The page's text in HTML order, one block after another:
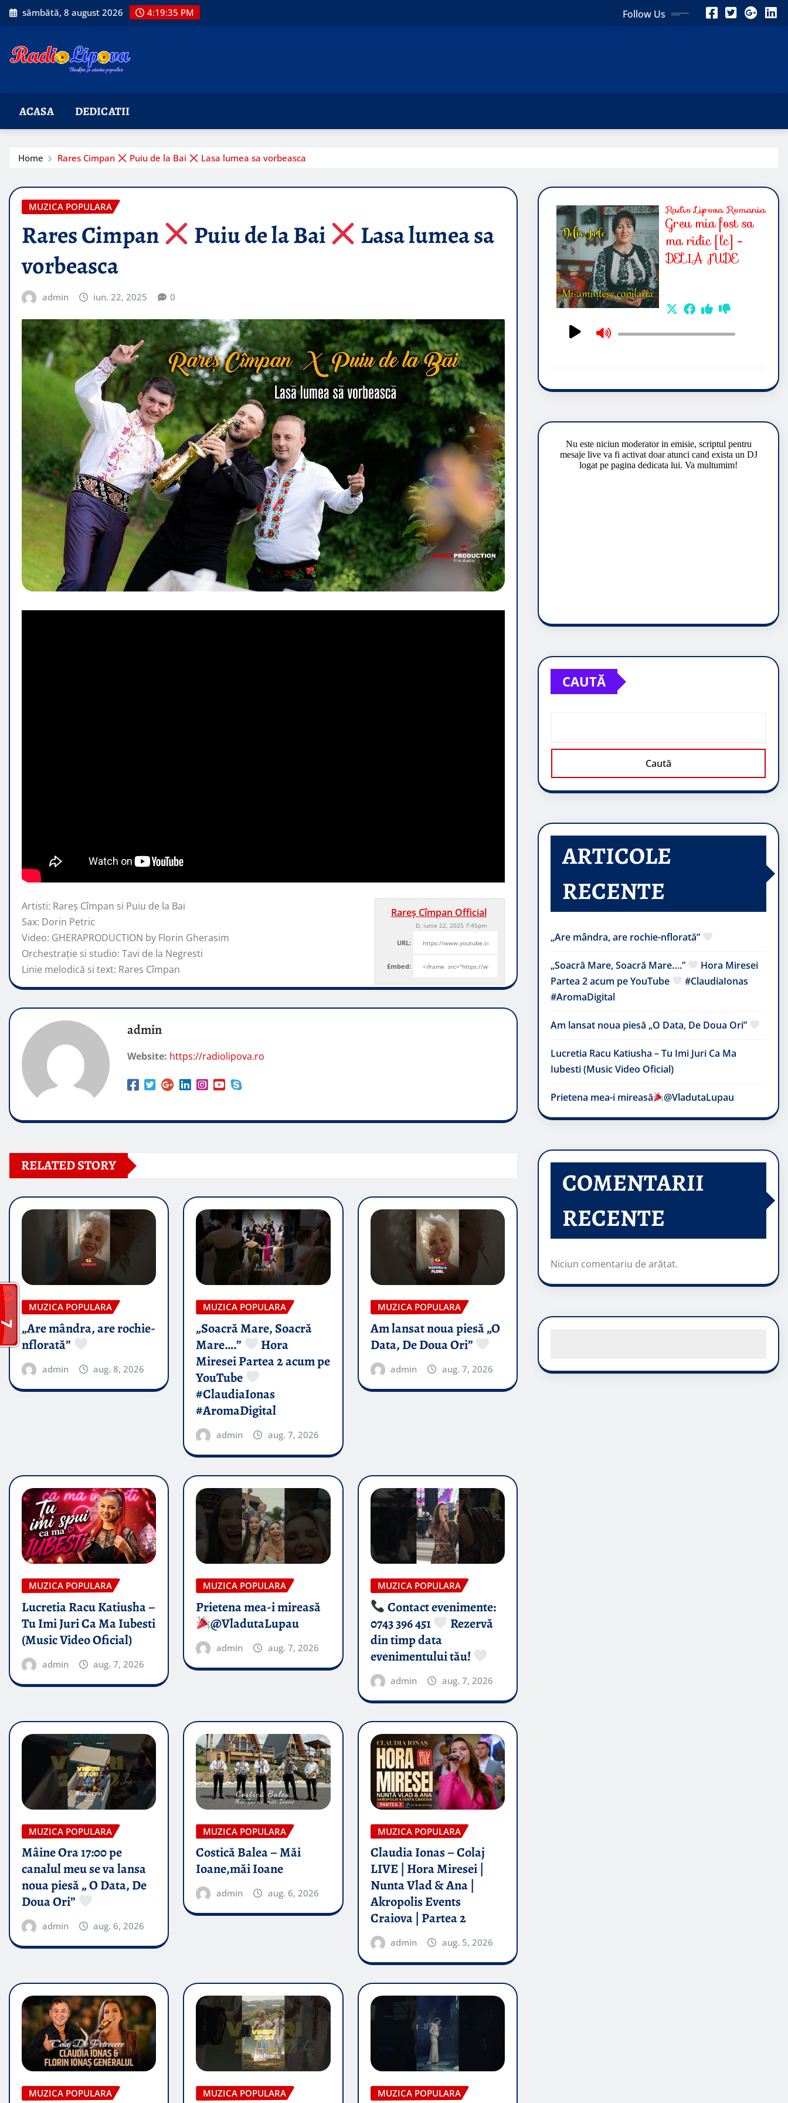
Skip
to
sâmbătă, 8 august 2026 4:19:37 PM Follow Us
ACASA DEDICATII
Home Rares Cimpan Puiu de la Bai Lasa lumea sa vorbeasca
MUZICA POPULARA
Rares Cimpan Puiu de la Bai
Lasa lumea sa
vorbeasca
admin iun. 22, 2025 0
Rareș Cîmpan Official
D, iunie 22, 2025 7:45pm
URL:
Embed:
Artisti: Rareș Cîmpan si Puiu de la Bai
Sax: Dorin Petric
Video: GHERAPRODUCTION by Florin Gherasim
Orchestrație si studio: Tavi de la Negresti
Linie melodică si text: Rares Cîmpan
admin
Website: https://radiolipova.ro
RELATED STORY
MUZICA POPULARA
„Are mândra, are rochie-
nflorată”
admin aug. 8, 2026
MUZICA POPULARA
„Soacră Mare, Soacră
Mare….”
Hora
Miresei Partea 2 acum pe
YouTube
#ClaudiaIonas
#AromaDigital
admin aug. 7, 2026
MUZICA POPULARA
Am lansat noua piesă „O
Data, De Doua Ori”
admin aug. 7, 2026
MUZICA POPULARA
Lucretia Racu Katiusha –
Tu Imi Juri Ca Ma Iubesti
(Music Video Oficial)
admin aug. 7, 2026
MUZICA POPULARA
Prietena mea-i mireasă​
@VladutaLupau
admin aug. 7, 2026
MUZICA POPULARA
Contact evenimente:
0743 396 451
Rezervă
din timp data
evenimentului tău!
admin aug. 7, 2026
MUZICA POPULARA
Mâine Ora 17:00 pe
canalul meu se va lansa
noua piesă „ O Data, De
Doua Ori”
admin aug. 6, 2026
MUZICA POPULARA
Costică Balea – Măi
Ioane,măi Ioane
admin aug. 6, 2026
MUZICA POPULARA
Claudia Ionas – Colaj
LIVE | Hora Miresei |
Nunta Vlad & Ana |
Akropolis Events
Craiova | Partea 2
admin aug. 5, 2026
MUZICA POPULARA MUZICA POPULARA MUZICA POPULARA
CAUTĂ
Caută
ARTICOLE
RECENTE
„Are mândra, are rochie-nflorată”
„Soacră Mare, Soacră Mare….”
Hora Miresei
Partea 2 acum pe YouTube
#ClaudiaIonas
#AromaDigital
Am lansat noua piesă „O Data, De Doua Ori”
Lucretia Racu Katiusha – Tu Imi Juri Ca Ma
Iubesti (Music Video Oficial)
Prietena mea-i mireasă​ @VladutaLupau
COMENTARII
RECENTE
Niciun comentariu de arătat.